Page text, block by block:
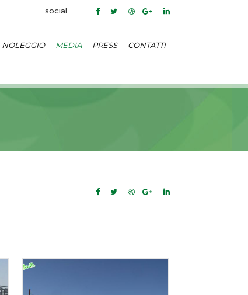
social
NOLEGGIO MEDIA PRESS CONTATTI